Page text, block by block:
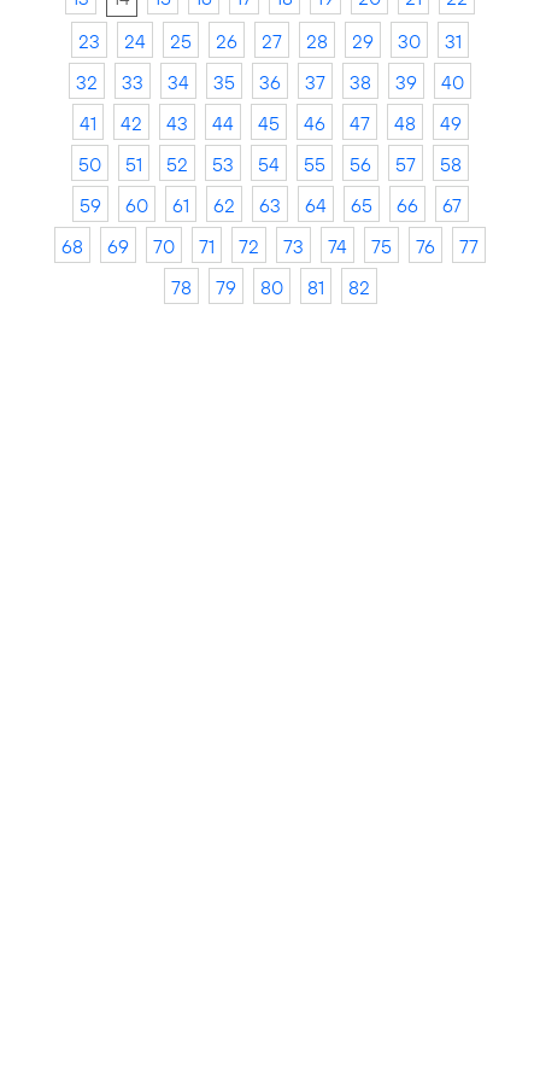
23
24 25 26 27 28 29 30
31
32
33 34 35 36 37 38 39
40
41
42 43 44 45 46 47 48
49
50
51 52 53 54 55 56 57
58
59
60 61 62 63 64 65 66
67
68
69 70 71 72 73 74 75 76
77
78
79 80 81 82